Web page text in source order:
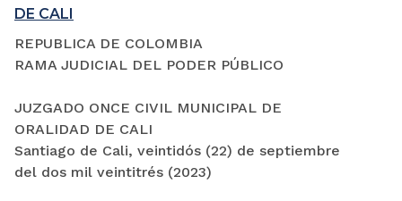
DE CALI
REPUBLICA DE COLOMBIA
RAMA JUDICIAL DEL PODER PÚBLICO
JUZGADO ONCE CIVIL MUNICIPAL DE
ORALIDAD DE CALI
Santiago de Cali, veintidós (22) de septiembre
del dos mil veintitrés (2023)